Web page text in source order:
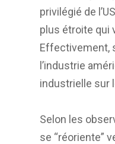
privilégié de
plus étroite qui
Effectivement,
l’industrie
industrielle sur
Selon les
se “réoriente”